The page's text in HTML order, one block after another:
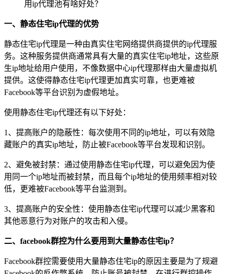
一、静态住宅ip代理的优势
静态住宅ip代理是一种由真实住宅网络提供商提供的ip代理服
务。这种服务提供商通常具有大量的真实住宅ip地址，这些原
生ip地址给用户使用，不像数据中心ip代理那样由大量虚拟机
提供。这使得静态住宅ip代理更加真实可靠，也更难被
Facebook等平台识别为虚假地址。
使用静态住宅ip代理还有以下好处：
1、提高账户的隐蔽性：每次使用不同的ip地址，可以有效隐
藏账户的真实ip地址，防止被Facebook等平台发现和识别。
2、避免被封禁：通过使用静态住宅ip代理，可以避免因为使
用同一个ip地址而被封禁，而且每个ip地址的使用频率相对较
低，更难被Facebook等平台监测到。
3、提高账户的安全性：使用静态住宅ip代理可以减少黑客和
其他恶意行为对账户的攻击和入侵。
二、facebook群控为什么要用到大量静态住宅ip？
Facebook群控需要使用大量静态住宅ip的原因主要是为了规避